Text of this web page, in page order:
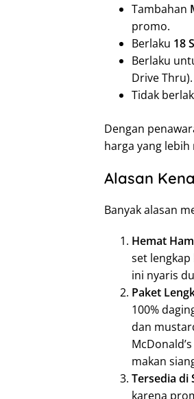
Tambahan
promo.
Berlaku 18
Berlaku
Drive Thru).
Tidak
Dengan
harga yang
Alasan
Banyak alasan
Hemat
set
ini nyaris
Paket
100%
dan
makan
Tersedia di
karena